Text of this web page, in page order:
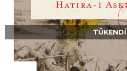
TÜKENDI